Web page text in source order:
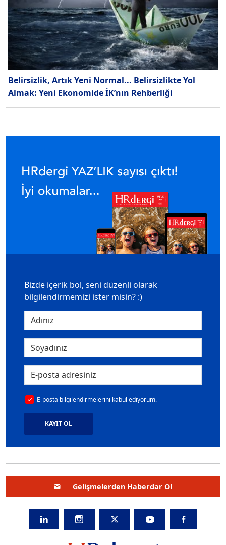
Belirsizlik, Artık Yeni Normal... Belirsizlikte Yol
Almak: Yeni Ekonomide İK’nın Rehberliği
Bizde içerik bol, seni düzenli olarak
bilgilendirmemizi ister misin? :)
E-posta bilgilendirmelerini kabul ediyorum.
KAYIT OL
Gelişmelerden Haberdar Ol